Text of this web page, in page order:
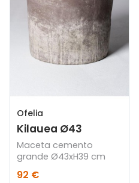
Ofelia
Kilauea Ø43
Maceta cemento
grande Ø43xH39 cm
92 €